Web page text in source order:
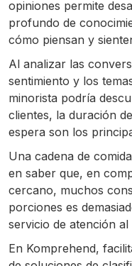
opiniones permite
profundo de
cómo piensan y
Al analizar las
sentimiento y los
minorista podría
clientes, la duración
espera son los
Una cadena de
en saber que, en
cercano, muchos
porciones es
servicio de atención
En Komprehend,